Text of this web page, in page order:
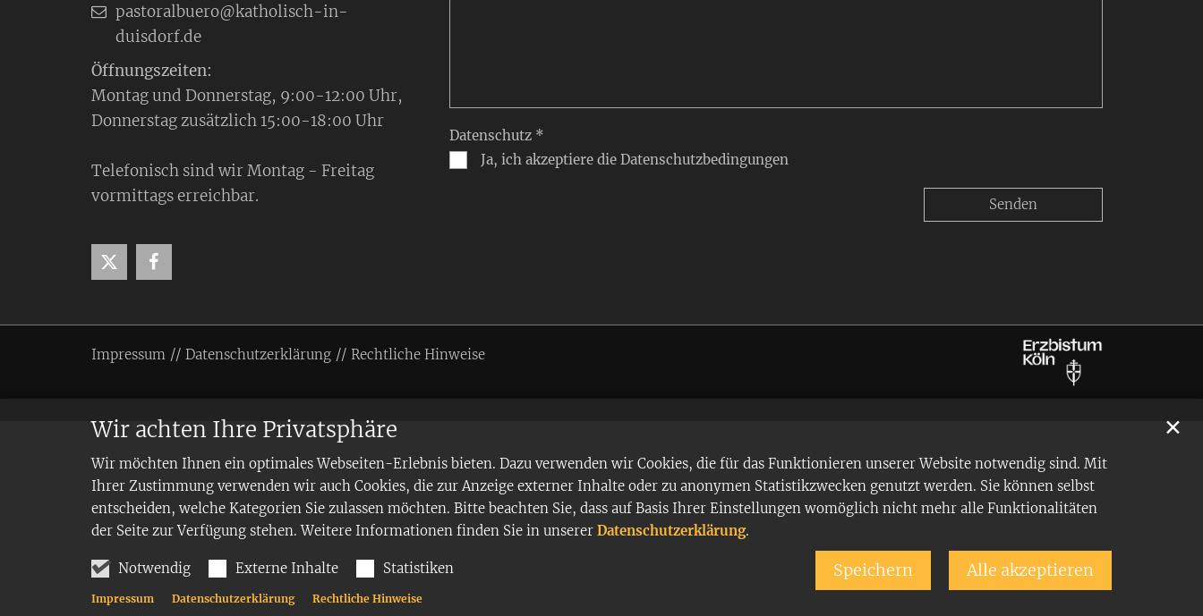
Wir achten Ihre Privatsphäre
Wir möchten Ihnen ein optimales Webseiten-Erlebnis bieten. Dazu verwenden wir Cookies, die für das Funktionieren unserer Website notwendig sind. Mit
Ihrer Zustimmung verwenden wir auch Cookies, die zur Anzeige externer Inhalte oder zu anonymen Statistikzwecken genutzt werden. Sie können selbst
entscheiden, welche Kategorien Sie zulassen möchten. Bitte beachten Sie, dass auf Basis Ihrer Einstellungen womöglich nicht mehr alle Funktionalitäten
der Seite zur Verfügung stehen. Weitere Informationen finden Sie in unserer Datenschutzerklärung.
Notwendig Externe Inhalte Statistiken Speichern Alle akzeptieren
✕
Impressum Datenschutzerklärung Rechtliche Hinweise
Datenschutz *
Ja, ich akzeptiere die Datenschutzbedingungen
pastoralbuero@katholisch-in-
duisdorf.de
Öffnungszeiten:
Montag und Donnerstag, 9:00-12:00 Uhr,
Donnerstag zusätzlich 15:00-18:00 Uhr
Telefonisch sind wir Montag - Freitag
vormittags erreichbar.
Impressum Datenschutzerklärung Rechtliche Hinweise